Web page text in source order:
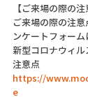
【ご来場の際の注
ご来場の際の注
ンケートフォーム
新型コロナウィ
注意点
https://
e